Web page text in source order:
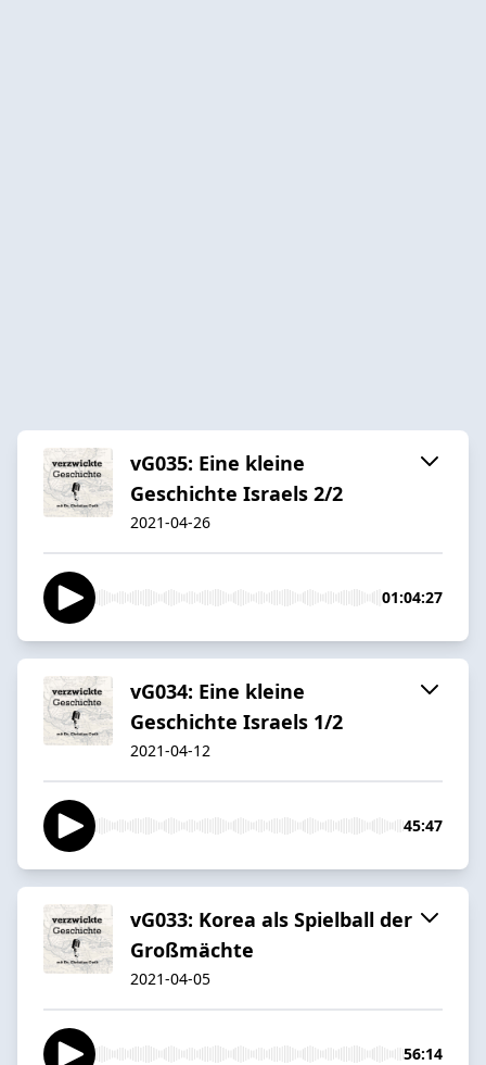
vG035: Eine kleine
Geschichte Israels 2/2
2021-04-26
01:04:27
vG034: Eine kleine
Geschichte Israels 1/2
2021-04-12
45:47
vG033: Korea als Spielball der
Großmächte
2021-04-05
56:14